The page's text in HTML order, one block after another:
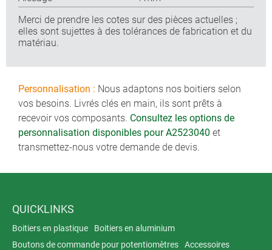
Merci de prendre les cotes sur des pièces actuelles ;
elles sont sujettes à des tolérances de fabrication et du
matériau.
Personnalisation : Nous adaptons nos boitiers selon
vos besoins. Livrés clés en main, ils sont prêts à
recevoir vos composants. Consultez les options de
personnalisation disponibles pour A2523040 et
transmettez-nous votre demande de devis.
QUICKLINKS
Boitiers en plastique
Boitiers en aluminium
Boutons de commande pour potentiomètres
Accessoires